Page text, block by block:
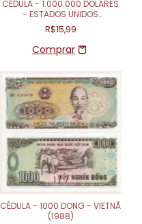
CÉDULA - 1.000.000 DÓLARES
- ESTADOS UNIDOS
(FANTASIA)
R$15,99
1/7
CÉDULA - 1000 DONG - VIETNÃ
(1988)